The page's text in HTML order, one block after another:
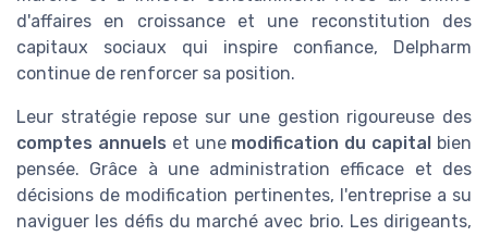
d'affaires en croissance et une reconstitution des
capitaux sociaux qui inspire confiance, Delpharm
continue de renforcer sa position.
Leur stratégie repose sur une gestion rigoureuse des
comptes annuels et une modification du capital bien
pensée. Grâce à une administration efficace et des
décisions de modification pertinentes, l'entreprise a su
naviguer les défis du marché avec brio. Les dirigeants,